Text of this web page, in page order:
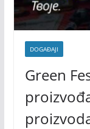
DOGAĐAJI
Green